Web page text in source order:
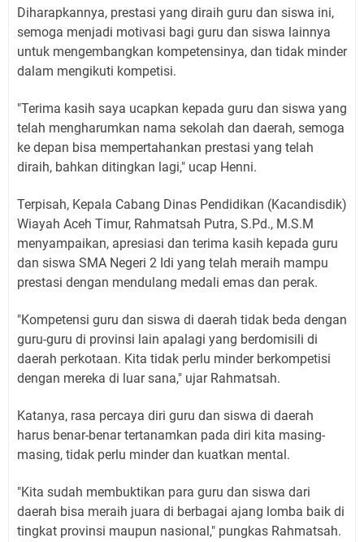
Diharapkannya, prestasi yang diraih guru dan siswa ini,
semoga menjadi motivasi bagi guru dan siswa lainnya
untuk mengembangkan kompetensinya, dan tidak minder
dalam mengikuti kompetisi.
"Terima kasih saya ucapkan kepada guru dan siswa yang
telah mengharumkan nama sekolah dan daerah, semoga
ke depan bisa mempertahankan prestasi yang telah
diraih, bahkan ditingkan lagi," ucap Henni.
Terpisah, Kepala Cabang Dinas Pendidikan (Kacandisdik)
Wiayah Aceh Timur, Rahmatsah Putra, S.Pd., M.S.M
menyampaikan, apresiasi dan terima kasih kepada guru
dan siswa SMA Negeri 2 Idi yang telah meraih mampu
prestasi dengan mendulang medali emas dan perak.
"Kompetensi guru dan siswa di daerah tidak beda dengan
guru-guru di provinsi lain apalagi yang berdomisili di
daerah perkotaan. Kita tidak perlu minder berkompetisi
dengan mereka di luar sana," ujar Rahmatsah.
Katanya, rasa percaya diri guru dan siswa di daerah
harus benar-benar tertanamkan pada diri kita masing-
masing, tidak perlu minder dan kuatkan mental.
"Kita sudah membuktikan para guru dan siswa dari
daerah bisa meraih juara di berbagai ajang lomba baik di
tingkat provinsi maupun nasional," pungkas Rahmatsah.